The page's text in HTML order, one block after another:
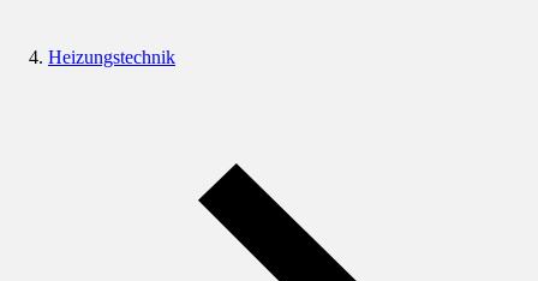
Heizungstechnik